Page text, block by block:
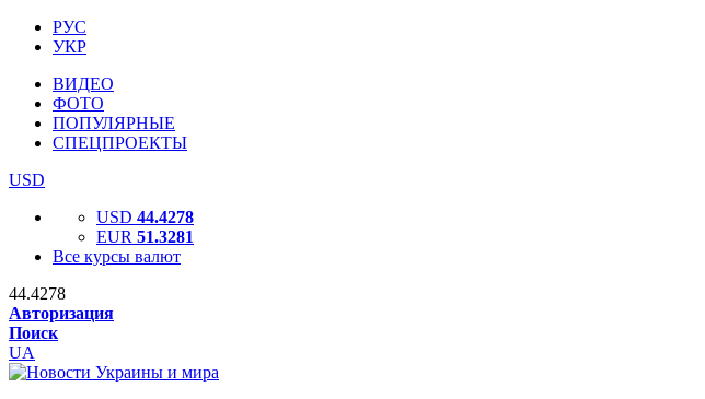
РУС
УКР
ВИДЕО
ФОТО
ПОПУЛЯРНЫЕ
СПЕЦПРОЕКТЫ
USD
USD 44.4278
EUR 51.3281
Все курсы валют
44.4278
Авторизация
Поиск
UA